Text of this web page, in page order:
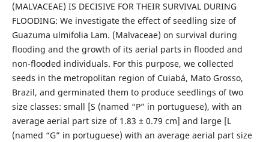
(MALVACEAE) IS DECISIVE FOR THEIR SURVIVAL DURING
FLOODING: We investigate the effect of seedling size of
Guazuma ulmifolia Lam. (Malvaceae) on survival during
flooding and the growth of its aerial parts in flooded and
non-flooded individuals. For this purpose, we collected
seeds in the metropolitan region of Cuiabá, Mato Grosso,
Brazil, and germinated them to produce seedlings of two
size classes: small [S (named “P” in portuguese), with an
average aerial part size of 1.83 ± 0.79 cm] and large [L
(named “G” in portuguese) with an average aerial part size